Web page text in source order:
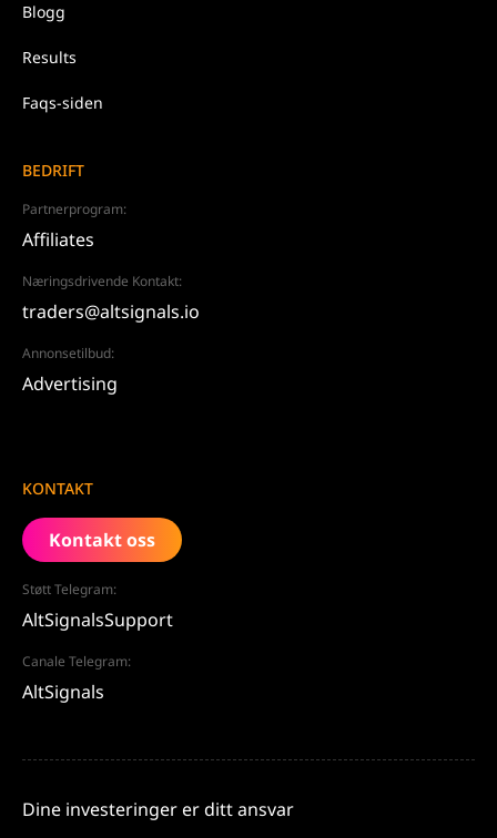
Blogg
Results
Faqs-siden
BEDRIFT
Partnerprogram:
Affiliates
Næringsdrivende Kontakt:
traders@altsignals.io
Annonsetilbud:
Advertising
KONTAKT
Kontakt oss
Støtt Telegram:
AltSignalsSupport
Canale Telegram:
AltSignals
Dine investeringer er ditt ansvar